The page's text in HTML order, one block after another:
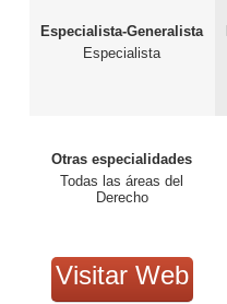
Especialista-Generalista
Especialista
Otras especialidades
Todas las áreas del
Derecho
Visitar Web